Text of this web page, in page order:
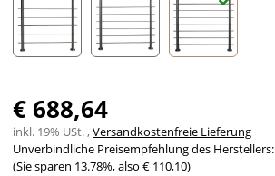
€ 688,64
inkl. 19% USt. ,Versandkostenfreie Lieferung
Unverbindliche Preisempfehlung des Herstellers:
(Sie sparen 13.78%, also € 110,10)